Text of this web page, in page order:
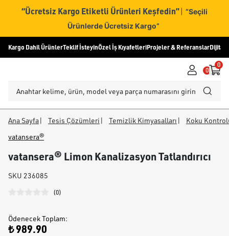
“Ücretsiz Kargo Etiketli Ürünleri Keşfedin” | “Seçili
Ürünlerde Ücretsiz Kargo”
Kargo Dahil ÜrünlerTeklif İsteyinÖzel İş KıyafetleriProjeler & ReferanslarDijital
0
0
Ana Sayfa| Tesis Çözümleri | Temizlik Kimyasalları |
Koku
vatansera®
vatansera® Limon Kanalizasyon Tatlandırıcı
SKU 236085
(0)
Ödenecek Toplam:
₺ 989.90